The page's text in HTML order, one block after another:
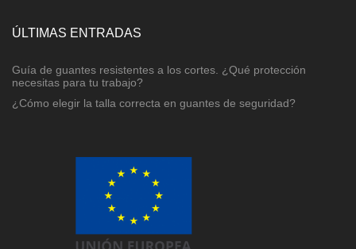
ÚLTIMAS ENTRADAS
Guía de guantes resistentes a los cortes. ¿Qué protección
necesitas para tu trabajo?
¿Cómo elegir la talla correcta en guantes de seguridad?